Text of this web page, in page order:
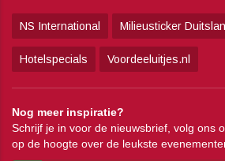
NS International Milieusticker
Hotelspecials Voordeeluitjes.nl
Nog meer inspiratie?
Schrijf je in voor de nieuwsbrief, volg ons
op de hoogte over de leukste